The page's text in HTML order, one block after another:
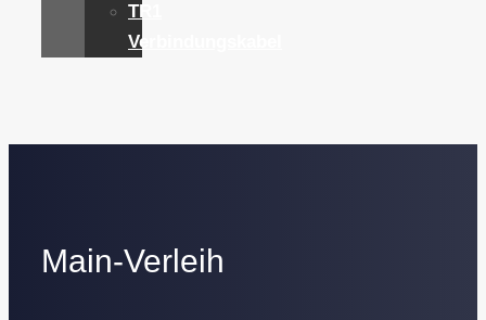
TR1
Verbindungskabel
Main-Verleih